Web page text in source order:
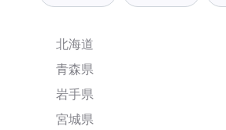
北海道
青森県
岩手県
宮城県